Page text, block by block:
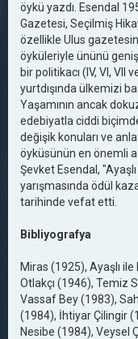
öykü yazdı. Esendal
Gazetesi, Seçilmiş
özellikle Ulus
öyküleriyle ününü
bir politikacı (IV, VI, VII
yurtdışında ülkemizi
Yaşamının ancak
edebiyatla ciddi
değişik konuları ve
öyküsünün en önemli
Şevket Esendal, "Ayaşlı
yarışmasında ödül
tarihinde vefat etti.
Bibliyografya
Miras (1925), Ayaşlı ile
Otlakçı (1946), Temiz
Vassaf Bey (1983),
(1984), İhtiyar Çilingir
Nesibe (1984), Veysel